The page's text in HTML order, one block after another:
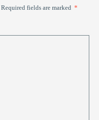
Required fields are marked *